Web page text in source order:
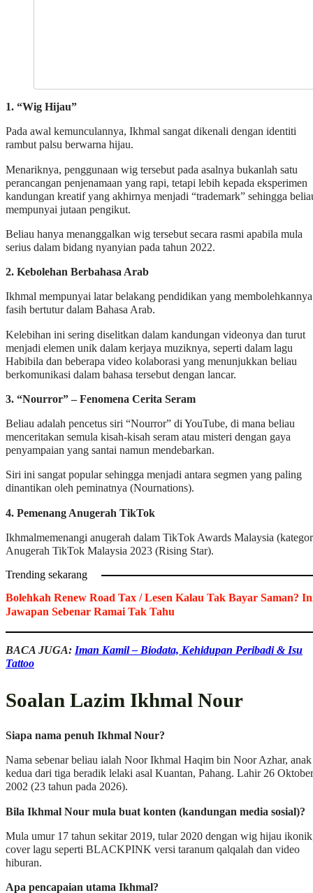
1. “Wig Hijau”
Pada awal kemunculannya, Ikhmal sangat dikenali dengan identiti
rambut palsu berwarna hijau.
Menariknya, penggunaan wig tersebut pada asalnya bukanlah satu
perancangan penjenamaan yang rapi, tetapi lebih kepada eksperimen
kandungan kreatif yang akhirnya menjadi “trademark” sehingga
mempunyai jutaan pengikut.
Beliau hanya menanggalkan wig tersebut secara rasmi apabila mula
serius dalam bidang nyanyian pada tahun 2022.
2. Kebolehan Berbahasa Arab
Ikhmal mempunyai latar belakang pendidikan yang membolehkannya
fasih bertutur dalam Bahasa Arab.
Kelebihan ini sering diselitkan dalam kandungan videonya dan turut
menjadi elemen unik dalam kerjaya muziknya, seperti dalam lagu
Habibila dan beberapa video kolaborasi yang menunjukkan beliau
berkomunikasi dalam bahasa tersebut dengan lancar.
3. “Nourror” – Fenomena Cerita Seram
Beliau adalah pencetus siri “Nourror” di YouTube, di mana beliau
menceritakan semula kisah-kisah seram atau misteri dengan gaya
penyampaian yang santai namun mendebarkan.
Siri ini sangat popular sehingga menjadi antara segmen yang paling
dinantikan oleh peminatnya (Nournations).
4. Pemenang Anugerah TikTok
Ikhmalmemenangi anugerah dalam TikTok Awards Malaysia
Anugerah TikTok Malaysia 2023 (Rising Star).
Trending sekarang
Bolehkah Renew Road Tax / Lesen Kalau Tak Bayar Saman?
Jawapan Sebenar Ramai Tak Tahu
BACA JUGA: Iman Kamil – Biodata, Kehidupan Peribadi & Isu
Tattoo
Soalan Lazim Ikhmal Nour
Siapa nama penuh Ikhmal Nour?
Nama sebenar beliau ialah Noor Ikhmal Haqim bin Noor Azhar, anak
kedua dari tiga beradik lelaki asal Kuantan, Pahang. Lahir 26 Oktober
2002 (23 tahun pada 2026).
Bila Ikhmal Nour mula buat konten (kandungan media sosial)?
Mula umur 17 tahun sekitar 2019, tular 2020 dengan wig hijau
cover lagu seperti BLACKPINK versi taranum qalqalah dan video
hiburan.
Apa pencapaian utama Ikhmal?